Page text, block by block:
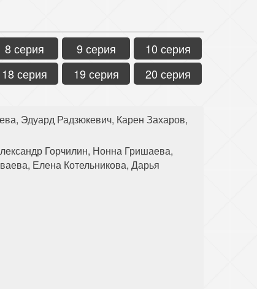
8 серия 9 серия
10 серия
18 серия 19 серия 20 серия
Эдуард Радзюкевич, Карен Захаров,
Горчилин, Нонна Гришаева,
Елена Котельникова, Дарья